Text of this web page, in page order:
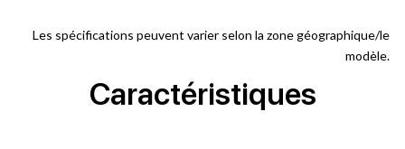
Les spécifications peuvent varier selon la zone géographique/le
modèle.
Caractéristiques